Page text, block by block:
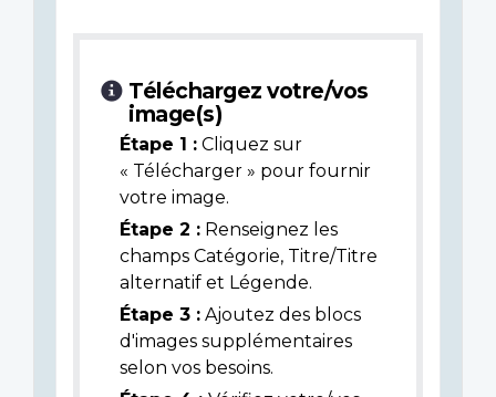
Téléchargez votre/vos
image(s)
Étape 1 : Cliquez sur
« Télécharger » pour fournir
votre image.
Étape 2 : Renseignez les
champs Catégorie, Titre/Titre
alternatif et Légende.
Étape 3 : Ajoutez des blocs
d'images supplémentaires
selon vos besoins.